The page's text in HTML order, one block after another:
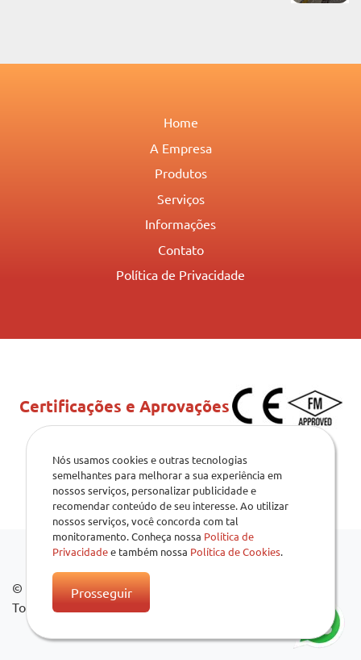
Home
A Empresa
Produtos
Serviços
Informações
Contato
Política de Privacidade
Certificações e Aprovações
© 2026.
Todos os direitos reservados.
Nós usamos cookies e outras tecnologias
semelhantes para melhorar a sua experiência em
nossos serviços, personalizar publicidade e
recomendar conteúdo de seu interesse. Ao utilizar
nossos serviços, você concorda com tal
monitoramento. Conheça nossa Política de
Privacidadee também nossa Política de Cookies.
Prosseguir